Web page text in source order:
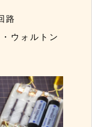
路
ウォルトン